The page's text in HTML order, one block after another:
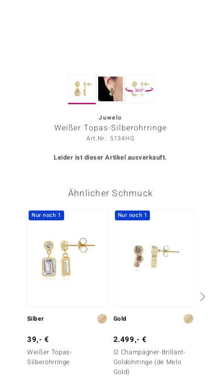
BY DE MELO
360°
Juwelo
Weißer Topas-Silberohrringe
Art.Nr.: 5134HG
Leider ist dieser Artikel ausverkauft.
Ähnlicher Schmuck
Nur noch 1
Silber
39,- €
Weißer Topas-
Silberohrringe
Nur noch 1
Gold
2.499,- €
I2 Champagner-Brillant-
Goldohrringe (de Melo
Gold)